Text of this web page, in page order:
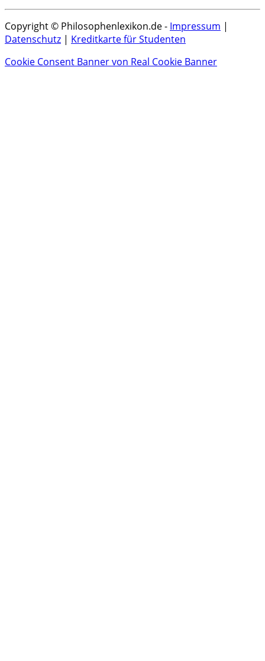
Copyright © Philosophenlexikon.de - Impressum |
Datenschutz | Kreditkarte für Studenten
Cookie Consent Banner von Real Cookie Banner